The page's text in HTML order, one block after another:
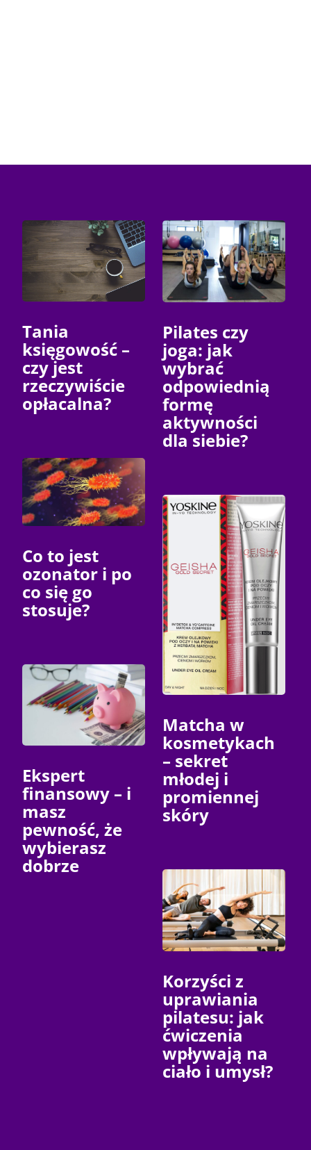
Tania
księgowość –
czy jest
rzeczywiście
opłacalna?
Co to jest
ozonator i po
co się go
stosuje?
Ekspert
finansowy – i
masz
pewność, że
wybierasz
dobrze
Pilates czy
joga: jak
wybrać
odpowiednią
formę
aktywności
dla siebie?
Matcha w
kosmetykach
– sekret
młodej i
promiennej
skóry
Korzyści z
uprawiania
pilatesu: jak
ćwiczenia
wpływają na
ciało i umysł?